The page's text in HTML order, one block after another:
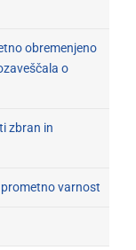
obremenjeno
o
zbran in
varnost